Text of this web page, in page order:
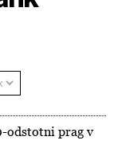
odstotni prag v